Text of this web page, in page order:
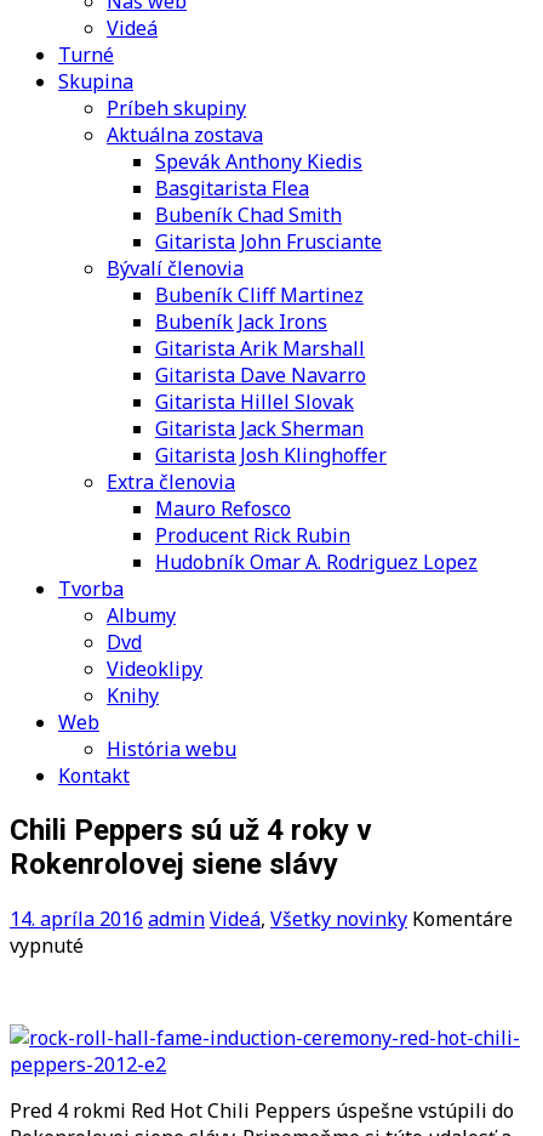
Videá
Turné
Skupina
Príbeh skupiny
Aktuálna zostava
Spevák Anthony Kiedis
Basgitarista Flea
Bubeník Chad Smith
Gitarista John Frusciante
Bývalí členovia
Bubeník Cliff Martinez
Bubeník Jack Irons
Gitarista Arik Marshall
Gitarista Dave Navarro
Gitarista Hillel Slovak
Gitarista Jack Sherman
Gitarista Josh Klinghoffer
Extra členovia
Mauro Refosco
Producent Rick Rubin
Hudobník Omar A. Rodriguez Lopez
Tvorba
Albumy
Dvd
Videoklipy
Knihy
Web
História webu
Kontakt
Chili Peppers sú už 4 roky v
Rokenrolovej siene slávy
14. apríla 2016 adminVideá, Všetky novinky Komentáre
vypnuténa
sú
už
4
roky
Pred 4 rokmi Red Hot Chili Peppers úspešne vstúpili do